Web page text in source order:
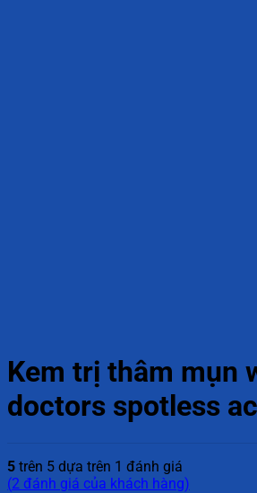
Kem trị thâm mụn
doctors spotless
5 trên 5 dựa trên 1 đánh giá
(2 đánh giá của khách hàng)